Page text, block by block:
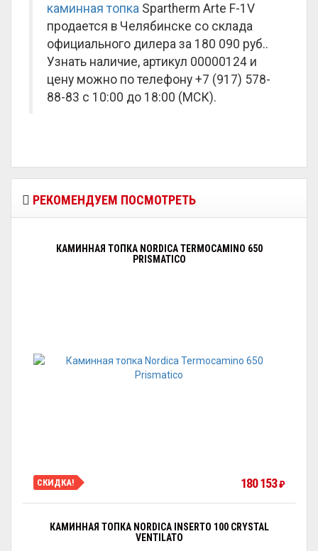
каминная топка Spartherm Arte F-1V
продается в Челябинске со склада
официального дилера за 180 090 руб..
Узнать наличие, артикул 00000124 и
цену можно по телефону +7 (917) 578-
88-83 с 10:00 до 18:00 (МСК).
РЕКОМЕНДУЕМ ПОСМОТРЕТЬ
КАМИННАЯ ТОПКА NORDICA TERMOCAMINO 650
PRISMATICO
СКИДКА! 180 153₽
КАМИННАЯ ТОПКА NORDICA INSERTO 100 CRYSTAL
VENTILATO